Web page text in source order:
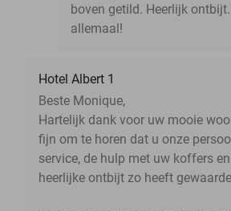
boven getild. Heerlijk
allemaal!
Hotel Albert 1
Beste Monique,
Hartelijk dank voor uw mooie
fijn om te horen dat u onze
service, de hulp met uw koffers
heerlijke ontbijt zo heeft